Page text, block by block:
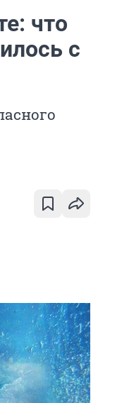
что
с